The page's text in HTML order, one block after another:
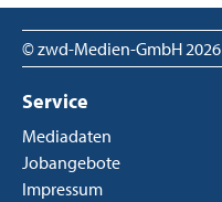
© zwd-Medien-GmbH2026
Service
Mediadaten
Jobangebote
Impressum